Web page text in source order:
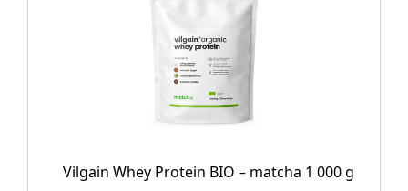
Vilgain Whey Protein BIO – matcha 1 000 g